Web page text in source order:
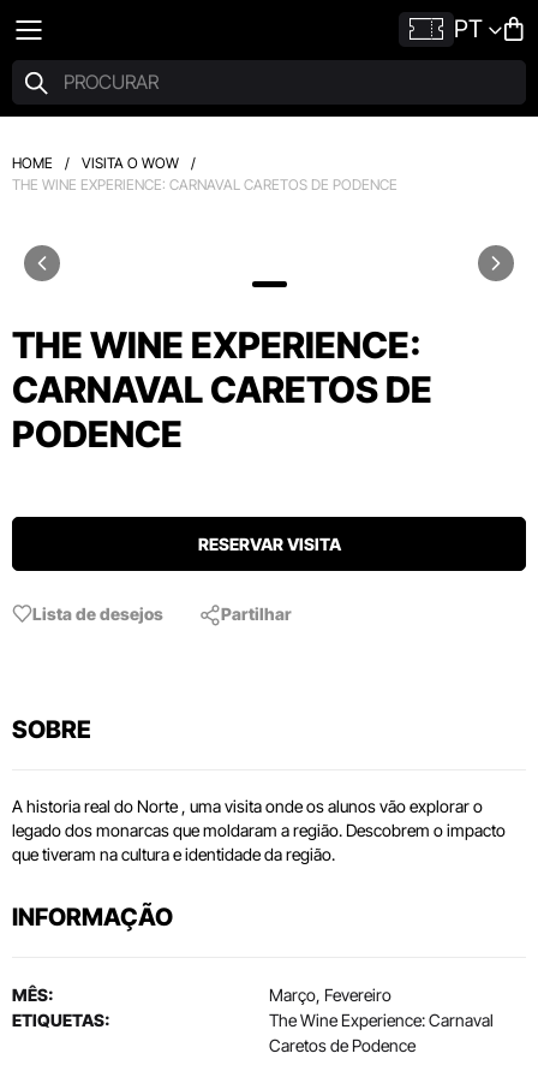
PT
HOME / VISITA O WOW
/
THE WINE EXPERIENCE: CARNAVAL CARETOS DE PODENCE
THE WINE EXPERIENCE:
CARNAVAL CARETOS DE
PODENCE
RESERVAR VISITA
Lista de desejos Partilhar
SOBRE
A historia real do Norte , uma visita onde os alunos vão explorar o
legado dos monarcas que moldaram a região. Descobrem o impacto
que tiveram na cultura e identidade da região.
INFORMAÇÃO
MÊS:
Março, Fevereiro
ETIQUETAS:
The Wine Experience: Carnaval
Caretos de Podence